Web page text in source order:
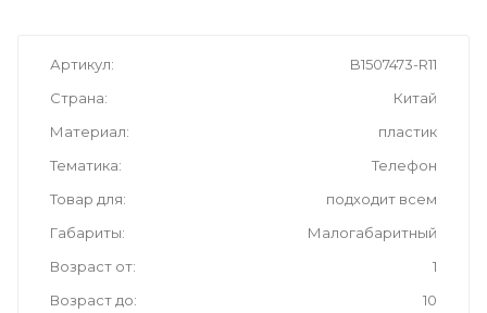
Артикул
B1507473-R11
Страна
Китай
Материал
пластик
Тематика
Телефон
Товар для
подходит всем
Габариты
Малогабаритный
Возраст от
1
Возраст до
10